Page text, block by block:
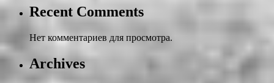
Recent Comments
Нет комментариев для просмотра.
Archives